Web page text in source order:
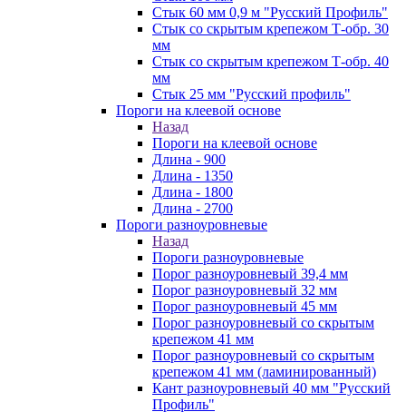
Стык 60 мм 0,9 м "Русский Профиль"
Стык со скрытым крепежом Т-обр. 30
мм
Стык со скрытым крепежом Т-обр. 40
мм
Стык 25 мм "Русский профиль"
Пороги на клеевой основе
Назад
Пороги на клеевой основе
Длина - 900
Длина - 1350
Длина - 1800
Длина - 2700
Пороги разноуровневые
Назад
Пороги разноуровневые
Порог разноуровневый 39,4 мм
Порог разноуровневый 32 мм
Порог разноуровневый 45 мм
Порог разноуровневый со скрытым
крепежом 41 мм
Порог разноуровневый со скрытым
крепежом 41 мм (ламинированный)
Кант разноуровневый 40 мм "Русский
Профиль"